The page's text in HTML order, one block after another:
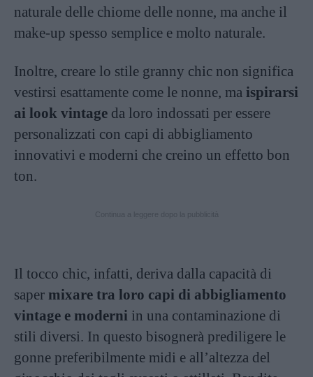
naturale delle chiome delle nonne, ma anche il
make-up spesso semplice e molto naturale.
Inoltre, creare lo stile granny chic non significa
vestirsi esattamente come le nonne, ma ispirarsi
ai look vintage da loro indossati per essere
personalizzati con capi di abbigliamento
innovativi e moderni che creino un effetto bon
ton.
Il tocco chic, infatti, deriva dalla capacità di
saper mixare tra loro capi di abbigliamento
vintage e moderni in una contaminazione di
stili diversi. In questo bisognerà prediligere le
gonne preferibilmente midi e all’altezza del